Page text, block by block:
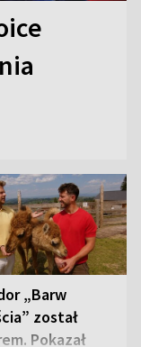
„Barw
został
Pokazał